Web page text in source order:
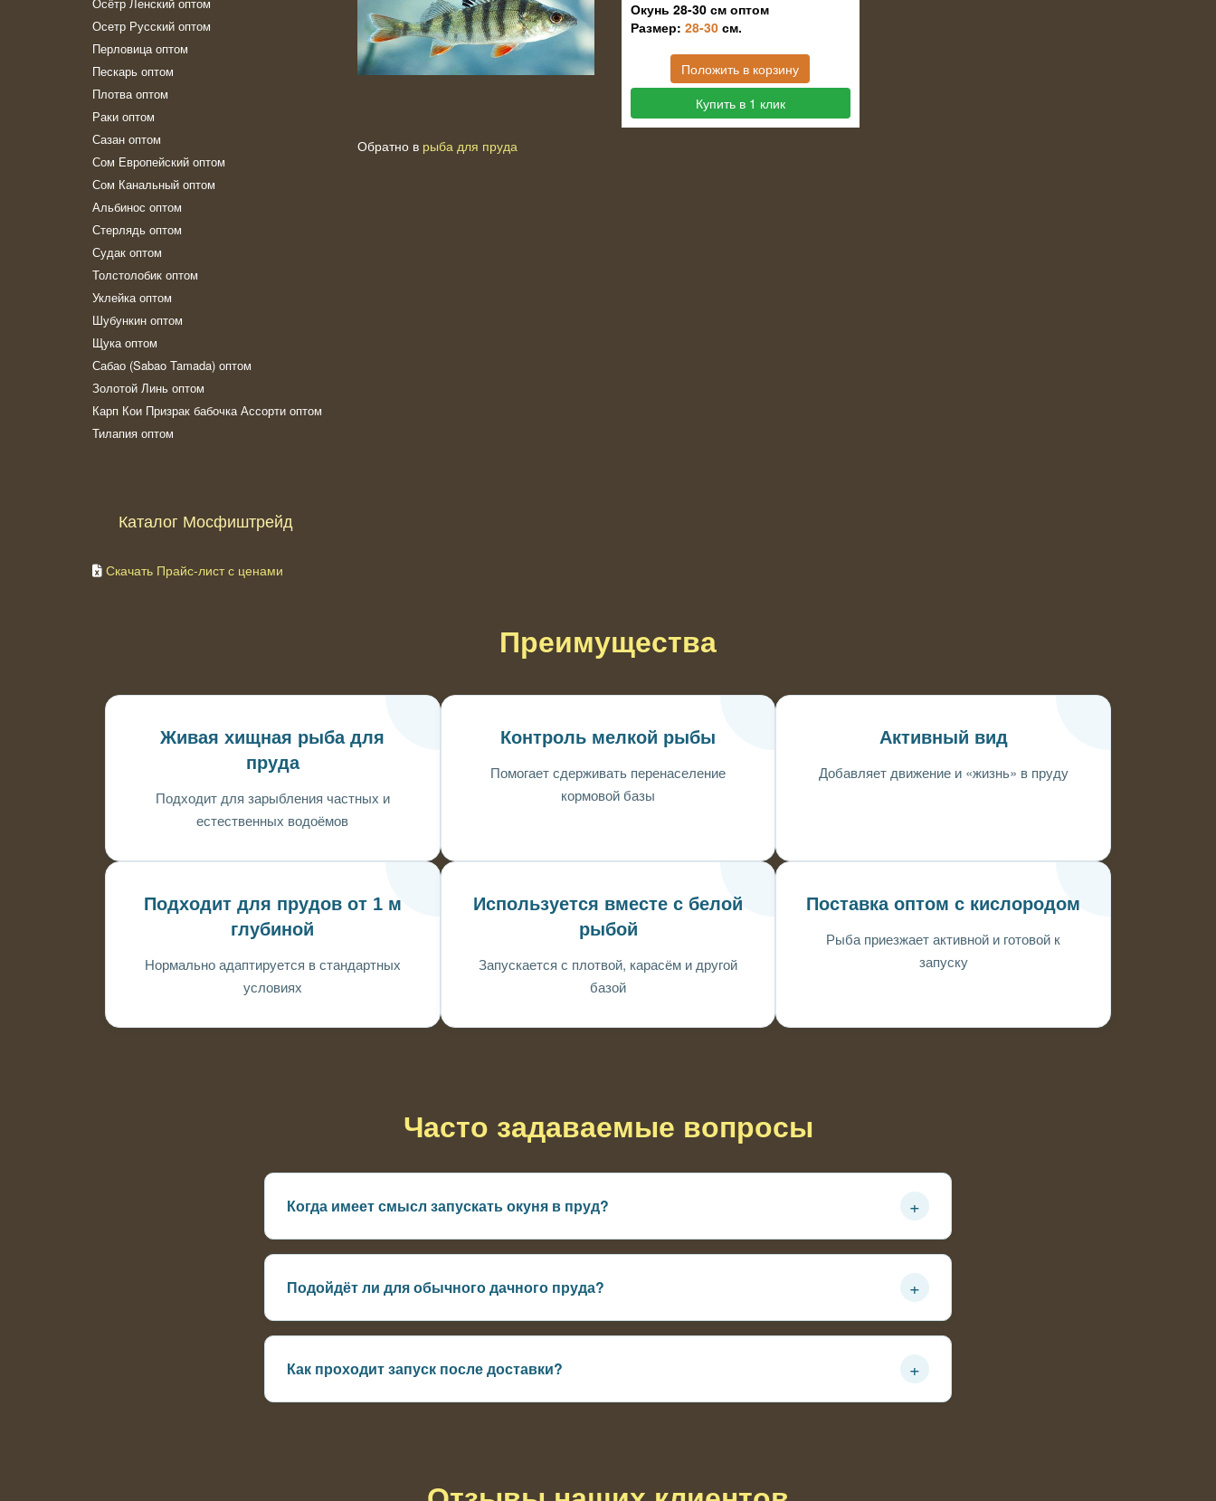
Осетр Русский оптом
Перловица оптом
Пескарь оптом
Плотва оптом
Раки оптом
Сазан оптом
Сом Европейский оптом
Сом Канальный оптом
Альбинос оптом
Стерлядь оптом
Судак оптом
Толстолобик оптом
Уклейка оптом
Шубункин оптом
Щука оптом
Сабао (Sabao Tamada) оптом
Золотой Линь оптом
Карп Кои Призрак бабочка Ассорти оптом
Тилапия оптом
Каталог Мосфиштрейд
Скачать Прайс-лист с ценами
Окунь 28-30 см оптом
Размер: 28-30 см.
Положить в корзину
Купить в 1 клик
Обратно в рыба для пруда
Преимущества
Живая хищная рыба для
пруда
Подходит для зарыбления частных и
естественных водоёмов
Контроль мелкой рыбы
Помогает сдерживать перенаселение
кормовой базы
Активный вид
Добавляет движение и «жизнь» в пруду
Подходит для прудов от 1 м
глубиной
Нормально адаптируется в стандартных
условиях
Используется вместе с белой
рыбой
Запускается с плотвой, карасём и другой
базой
Поставка оптом с кислородом
Рыба приезжает активной и готовой к
запуску
Часто задаваемые вопросы
Когда имеет смысл запускать окуня в пруд? +
Когда уже есть мелкая рыба, чтобы контролировать её количество
Подойдёт ли для обычного дачного пруда? +
Да, если есть кормовая база и нормальная глубина
Как проходит запуск после доставки? +